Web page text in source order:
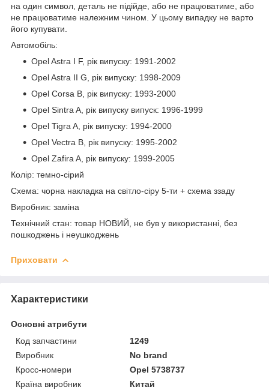
на один символ, деталь не підійде, або не працюватиме, або
не працюватиме належним чином. У цьому випадку не варто
його купувати.
Автомобіль:
Opel Astra I F, рік випуску: 1991-2002
Opel Astra II G, рік випуску: 1998-2009
Opel Corsa B, рік випуску: 1993-2000
Opel Sintra A, рік випуску випуск: 1996-1999
Opel Tigra A, рік випуску: 1994-2000
Opel Vectra B, рік випуску: 1995-2002
Opel Zafira A, рік випуску: 1999-2005
Колір: темно-сірий
Схема: чорна накладка на світло-сіру 5-ти + схема ззаду
Виробник: заміна
Технічний стан: товар НОВИЙ, не був у використанні, без
пошкоджень і неушкоджень
Приховати
Характеристики
Основні атрибути
Код запчастини
1249
Виробник
No brand
Кросс-номери
Opel 5738737
Країна виробник
Китай